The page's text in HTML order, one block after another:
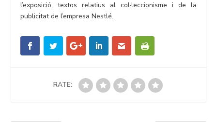
l’exposició, textos relatius al col·leccionisme i de la
publicitat de l’empresa Nestlé.
RATE: